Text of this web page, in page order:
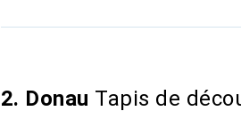
2. Donau Tapis de